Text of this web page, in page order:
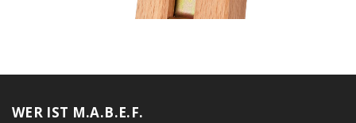
WER IST M.A.B.E.F.